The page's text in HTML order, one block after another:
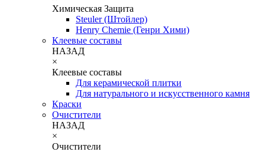
Химическая Защита
Steuler (Штойлер)
Henry Chemie (Генри Хими)
Клеевые составы
НАЗАД
×
Клеевые составы
Для керамической плитки
Для натурального и искусственного камня
Краски
Очистители
НАЗАД
×
Очистители